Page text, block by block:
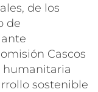
de los
de
Cascos
humanitaria
sostenible